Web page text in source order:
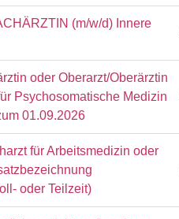
(m/w/d) Innere
oder Oberarzt/Oberärztin
Psychosomatische Medizin
01.09.2026
für Arbeitsmedizin oder
oder Teilzeit)